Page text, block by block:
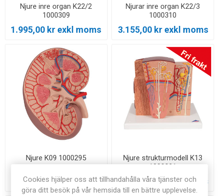
Njure inre organ K22/2
1000309
1.995,00 kr exkl moms
Njurar inre organ K22/3
1000310
3.155,00 kr exkl moms
Njure K09 1000295
1.360,00 kr exkl moms
Njure strukturmodell K13
1000301
3.395,00 kr exkl moms
Cookies hjälper oss att tillhandahålla våra tjänster och
göra ditt besök på vår hemsida till en bättre upplevelse.